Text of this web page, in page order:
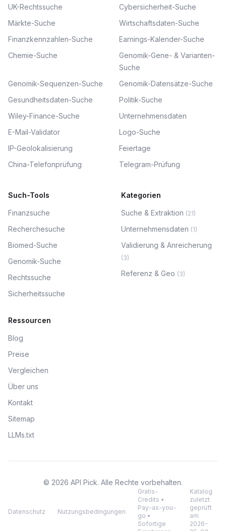
UK-Rechtssuche
Cybersicherheit-Suche
Märkte-Suche
Wirtschaftsdaten-Suche
Finanzkennzahlen-Suche
Earnings-Kalender-Suche
Chemie-Suche
Genomik-Gene- & Varianten-
Suche
Genomik-Sequenzen-Suche
Genomik-Datensätze-Suche
Gesundheitsdaten-Suche
Politik-Suche
Wiley-Finance-Suche
Unternehmensdaten
E-Mail-Validator
Logo-Suche
IP-Geolokalisierung
Feiertage
China-Telefonprüfung
Telegram-Prüfung
Such-Tools
Finanzsuche
Recherchesuche
Biomed-Suche
Genomik-Suche
Rechtssuche
Sicherheitssuche
Kategorien
Suche & Extraktion (21)
Unternehmensdaten (1)
Validierung & Anreicherung
(3)
Referenz & Geo (3)
Ressourcen
Blog
Preise
Vergleichen
Über uns
Kontakt
Sitemap
LLMs.txt
© 2026 API Pick. Alle Rechte vorbehalten.
Datenschutz Nutzungsbedingungen
Gratis-
Credits •
Pay-as-you-
go •
Sofortige
Katalog
zuletzt
geprüft
am
2026-